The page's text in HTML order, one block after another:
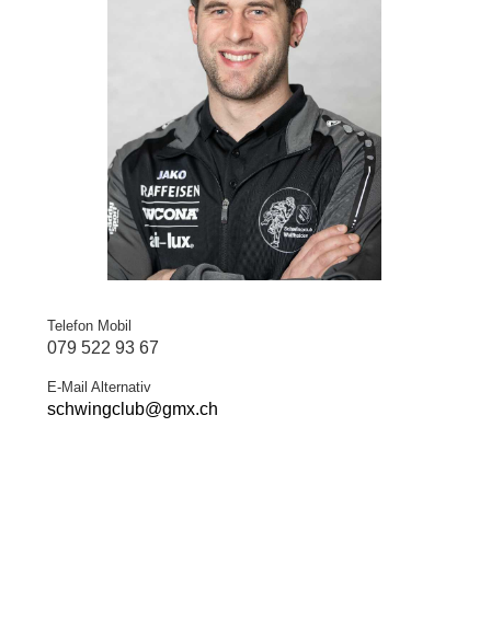
Telefon Mobil
079 522 93 67
E-Mail Alternativ
schwingclub@gmx.ch